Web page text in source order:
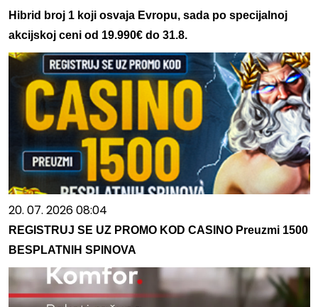
Hibrid broj 1 koji osvaja Evropu, sada po specijalnoj
akcijskoj ceni od 19.990€ do 31.8.
20. 07. 2026 08:04
REGISTRUJ SE UZ PROMO KOD CASINO Preuzmi 1500
BESPLATNIH SPINOVA